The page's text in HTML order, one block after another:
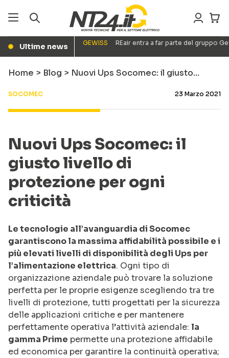
● Ultime news GEWISS REair entra a far parte del gruppo
Home > Blog > Nuovi Ups Socomec: il giusto…
SOCOMEC 23 Marzo 2021
Nuovi Ups Socomec: il
giusto livello di
protezione per ogni
criticità
Le tecnologie all’avanguardia di Socomec
garantiscono la massima affidabilità possibile e i
più elevati livelli di disponibilità degli Ups per
l’alimentazione elettrica. Ogni tipo di
organizzazione aziendale può trovare la soluzione
perfetta per le proprie esigenze scegliendo tra tre
livelli di protezione, tutti progettati per la sicurezza
delle applicazioni critiche e per mantenere
perfettamente operativa l’attività aziendale: la
gamma Prime permette una protezione affidabile
ed economica per garantire la continuità operativa;